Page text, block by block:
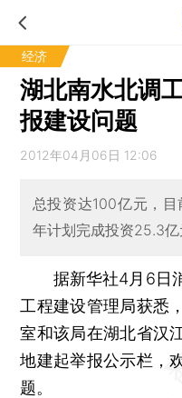
经济
湖北南水北调
报建设问题
2012年04月06日 12:06
总投资达100亿元，
年计划完成投资25.3亿
据新华社4月6日消
工程建设管理局获悉
室和该局在湖北省汉
地建起举报公示栏，
题。